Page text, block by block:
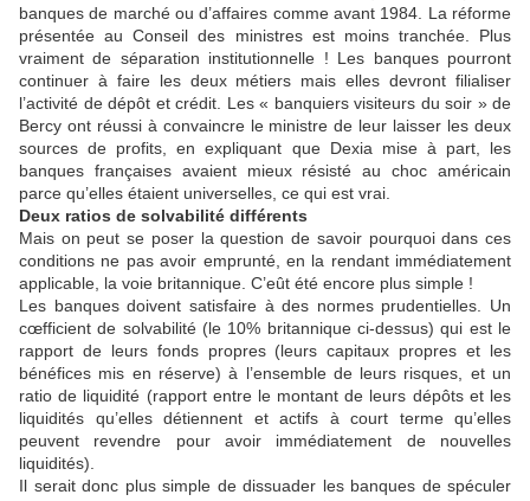
banques de marché ou d’affaires comme avant 1984. La réforme
présentée au Conseil des ministres est moins tranchée. Plus
vraiment de séparation institutionnelle ! Les banques pourront
continuer à faire les deux métiers mais elles devront filialiser
l’activité de dépôt et crédit. Les « banquiers visiteurs du soir » de
Bercy ont réussi à convaincre le ministre de leur laisser les deux
sources de profits, en expliquant que Dexia mise à part, les
banques françaises avaient mieux résisté au choc américain
parce qu’elles étaient universelles, ce qui est vrai.
Deux ratios de solvabilité différents
Mais on peut se poser la question de savoir pourquoi dans ces
conditions ne pas avoir emprunté, en la rendant immédiatement
applicable, la voie britannique. C’eût été encore plus simple !
Les banques doivent satisfaire à des normes prudentielles. Un
cœfficient de solvabilité (le 10% britannique ci-dessus) qui est le
rapport de leurs fonds propres (leurs capitaux propres et les
bénéfices mis en réserve) à l’ensemble de leurs risques, et un
ratio de liquidité (rapport entre le montant de leurs dépôts et les
liquidités qu’elles détiennent et actifs à court terme qu’elles
peuvent revendre pour avoir immédiatement de nouvelles
liquidités).
Il serait donc plus simple de dissuader les banques de spéculer